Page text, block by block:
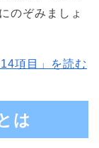
のぞみましょ
項目」を読む
は